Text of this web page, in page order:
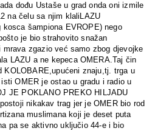
dođu Ustaše u grad onda oni izmile
na čelu sa njim klaliLAZU
kosca šampiona EVROPE) nego
je bio strahovito snažan
zgazio već samo zbog djevojke
LAZU a ne kepeca OMERA.Taj čin
KOLOBARE,upućeni znaju,tj. trga u
isti OMER je ostao u gradu i radio u
JE POKLANO PREKO HILJADU
nikakav trag jer je OMER bio rod
muslimana koji je deset puta
pa se aktivno uključio 44-e i bio